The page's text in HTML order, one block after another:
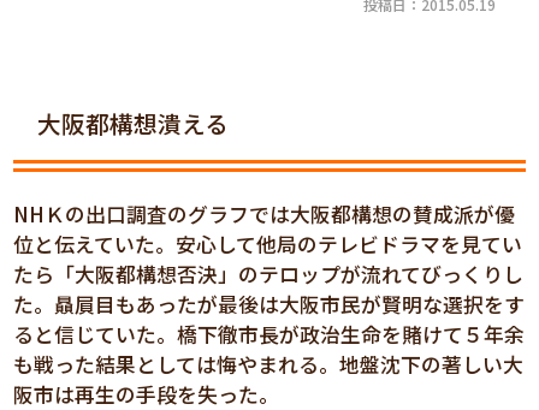
投稿日：2015.05.19
大阪都構想潰える
NHＫの出口調査のグラフでは大阪都構想の賛成派が優
位と伝えていた。安心して他局のテレビドラマを見てい
たら「大阪都構想否決」のテロップが流れてびっくりし
た。贔屓目もあったが最後は大阪市民が賢明な選択をす
ると信じていた。橋下徹市長が政治生命を賭けて５年余
も戦った結果としては悔やまれる。地盤沈下の著しい大
阪市は再生の手段を失った。